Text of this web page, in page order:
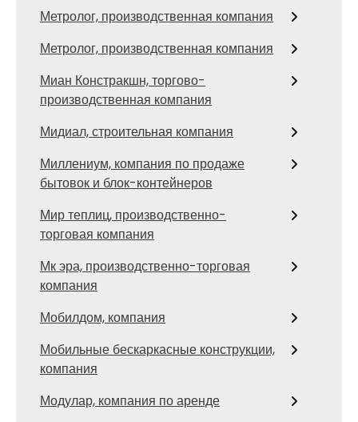
Метролог, производственная компания
Метролог, производственная компания
Миан Констракшн, торгово-
производственная компания
Мидиал, строительная компания
Миллениум, компания по продаже
бытовок и блок-контейнеров
Мир теплиц, производственно-
торговая компания
Мк эра, производственно-торговая
компания
Мобилдом, компания
Мобильные бескаркасные конструкции,
компания
Модулар, компания по аренде